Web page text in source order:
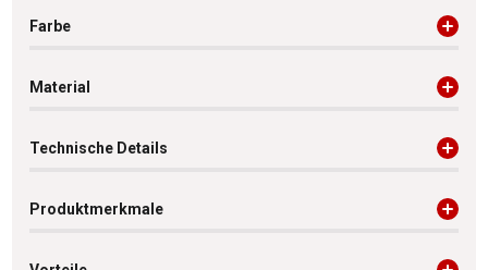
Farbe
Material
Technische Details
Produktmerkmale